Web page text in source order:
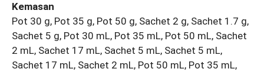
Kemasan
Pot 30 g, Pot 35 g, Pot 50 g, Sachet 2 g, Sachet 1.7 g,
Sachet 5 g, Pot 30 mL, Pot 35 mL, Pot 50 mL, Sachet
2 mL, Sachet 17 mL, Sachet 5 mL, Sachet 5 mL,
Sachet 17 mL, Sachet 2 mL, Pot 50 mL, Pot 35 mL,